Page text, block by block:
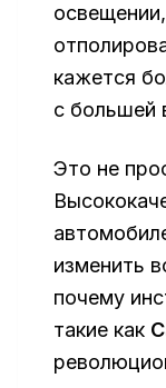
кажется
с большей
Это не
изменить
почему
такие как